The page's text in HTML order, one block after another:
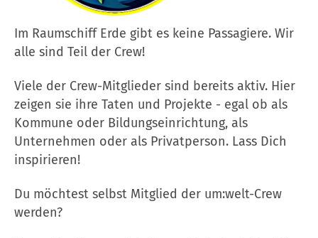
Im Raumschiff Erde gibt es keine Passagiere. Wir
alle sind Teil der Crew!
Viele der Crew-Mitglieder sind bereits aktiv. Hier
zeigen sie ihre Taten und Projekte - egal ob als
Kommune oder Bildungseinrichtung, als
Unternehmen oder als Privatperson. Lass Dich
inspirieren!
Du möchtest selbst Mitglied der um:welt-Crew
werden?